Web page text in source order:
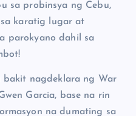
sa probinsya ng Cebu,
karatig lugar at
parokyano dahil sa
nagdeklara ng War
Garcia, base na rin
na dumating sa